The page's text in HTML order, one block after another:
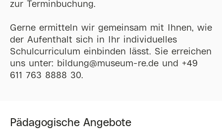
zur Terminbuchung.
Gerne ermitteln wir gemeinsam mit Ihnen, wie
der Aufenthalt sich in Ihr individuelles
Schulcurriculum einbinden lässt. Sie erreichen
uns unter:
gnudlib@museum-re de und +49
611 763 8888 30.
Pädagogische Angebote